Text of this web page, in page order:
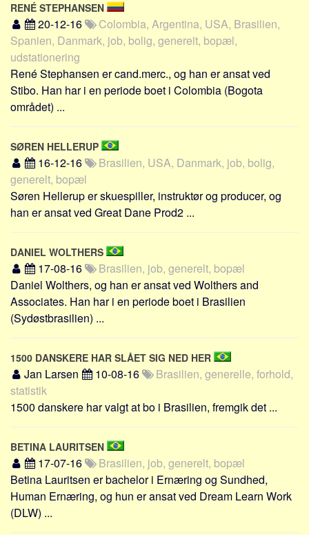
RENÉ STEPHANSEN
20-12-16
Colombia, Argentina, USA, Brasilien,
Spanien, Danmark, job, bolig, generelt, bopæl,
udstationering
René Stephansen er cand.merc., og han er ansat ved
Stibo. Han har i en periode boet i Colombia (Bogota
området) ...
SØREN HELLERUP
16-12-16
Brasilien, USA, Danmark, job, bolig,
generelt, bopæl
Søren Hellerup er skuespiller, instruktør og producer, og
han er ansat ved Great Dane Prod2 ...
DANIEL WOLTHERS
17-08-16
Brasilien, job, generelt, bopæl
Daniel Wolthers, og han er ansat ved Wolthers and
Associates. Han har i en periode boet i Brasilien
(Sydøstbrasilien) ...
1500 DANSKERE HAR SLÅET SIG NED HER
Jan Larsen 10-08-16
Brasilien, generelle, forhold,
statistik
1500 danskere har valgt at bo i Brasilien, fremgik det ...
BETINA LAURITSEN
17-07-16
Brasilien, job, generelt, bopæl
Betina Lauritsen er bachelor i Ernæring og Sundhed,
Human Ernæring, og hun er ansat ved Dream Learn Work
(DLW) ...